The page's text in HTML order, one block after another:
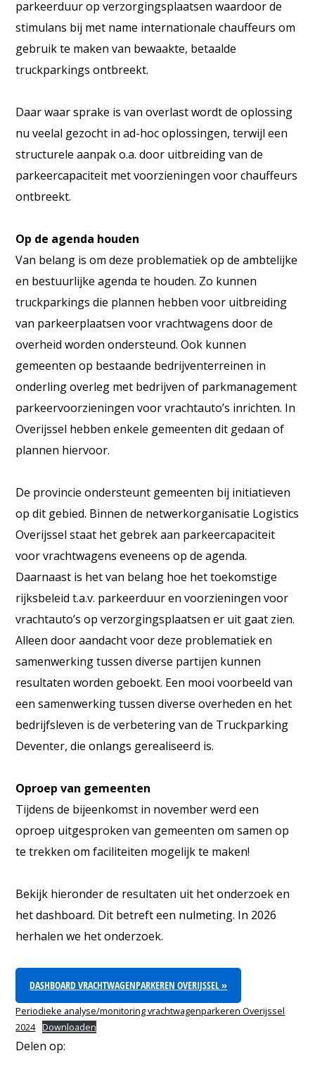
parkeerduur op verzorgingsplaatsen waardoor de
stimulans bij met name internationale chauffeurs om
gebruik te maken van bewaakte, betaalde
truckparkings ontbreekt.
Daar waar sprake is van overlast wordt de oplossing
nu veelal gezocht in ad-hoc oplossingen, terwijl een
structurele aanpak o.a. door uitbreiding van de
parkeercapaciteit met voorzieningen voor chauffeurs
ontbreekt.
Op de agenda houden
Van belang is om deze problematiek op de ambtelijke
en bestuurlijke agenda te houden. Zo kunnen
truckparkings die plannen hebben voor uitbreiding
van parkeerplaatsen voor vrachtwagens door de
overheid worden ondersteund. Ook kunnen
gemeenten op bestaande bedrijventerreinen in
onderling overleg met bedrijven of parkmanagement
parkeervoorzieningen voor vrachtauto’s inrichten. In
Overijssel hebben enkele gemeenten dit gedaan of
plannen hiervoor.
De provincie ondersteunt gemeenten bij initiatieven
op dit gebied. Binnen de netwerkorganisatie Logistics
Overijssel staat het gebrek aan parkeercapaciteit
voor vrachtwagens eveneens op de agenda.
Daarnaast is het van belang hoe het toekomstige
rijksbeleid t.a.v. parkeerduur en voorzieningen voor
vrachtauto’s op verzorgingsplaatsen er uit gaat zien.
Alleen door aandacht voor deze problematiek en
samenwerking tussen diverse partijen kunnen
resultaten worden geboekt. Een mooi voorbeeld van
een samenwerking tussen diverse overheden en het
bedrijfsleven is de verbetering van de Truckparking
Deventer, die onlangs gerealiseerd is.
Oproep van gemeenten
Tijdens de bijeenkomst in november werd een
oproep uitgesproken van gemeenten om samen op
te trekken om faciliteiten mogelijk te maken!
Bekijk hieronder de resultaten uit het onderzoek en
het dashboard. Dit betreft een nulmeting. In 2026
herhalen we het onderzoek.
DASHBOARD VRACHTWAGENPARKEREN OVERIJSSEL »
Periodieke analyse/monitoring vrachtwagenparkeren Overijssel
2024 Downloaden
Delen op: